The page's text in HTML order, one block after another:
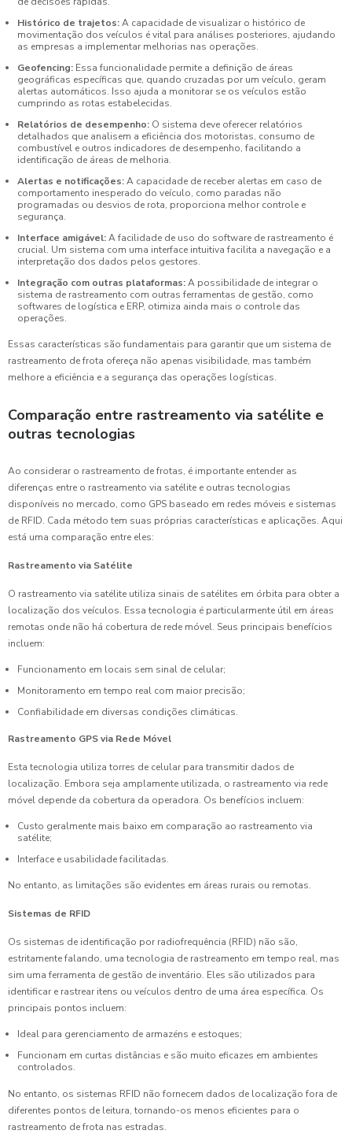
Histórico de trajetos:A capacidade de visualizar o histórico de
movimentação dos veículos é vital para análises posteriores, ajudando
as empresas a implementar melhorias nas operações.
Geofencing: Essa funcionalidade permite a definição de áreas
geográficas específicas que, quando cruzadas por um veículo, geram
alertas automáticos. Isso ajuda a monitorar se os veículos estão
cumprindo as rotas estabelecidas.
Relatórios de desempenho: O sistema deve oferecer relatórios
detalhados que analisem a eficiência dos motoristas, consumo de
combustível e outros indicadores de desempenho, facilitando a
identificação de áreas de melhoria.
Alertas e notificações:A capacidade de receber alertas em caso de
comportamento inesperado do veículo, como paradas não
programadas ou desvios de rota, proporciona melhor controle e
segurança.
Interface amigável:A facilidade de uso do software de rastreamento é
crucial. Um sistema com uma interface intuitiva facilita a navegação e a
interpretação dos dados pelos gestores.
Integração com outras plataformas:A possibilidade de integrar o
sistema de rastreamento com outras ferramentas de gestão, como
softwares de logística e ERP, otimiza ainda mais o controle das
operações.
Essas características são fundamentais para garantir que um sistema de
rastreamento de frota ofereça não apenas visibilidade, mas também
melhore a eficiência e a segurança das operações logísticas.
Comparação entre rastreamento via satélite e
outras tecnologias
Ao considerar o rastreamento de frotas, é importante entender as
diferenças entre o rastreamento via satélite e outras tecnologias
disponíveis no mercado, como GPS baseado em redes móveis e sistemas
de RFID. Cada método tem suas próprias características e aplicações. Aqui
está uma comparação entre eles:
Rastreamento via Satélite
O rastreamento via satélite utiliza sinais de satélites em órbita para obter a
localização dos veículos. Essa tecnologia é particularmente útil em áreas
remotas onde não há cobertura de rede móvel. Seus principais benefícios
incluem:
Funcionamento em locais sem sinal de celular;
Monitoramento em tempo real com maior precisão;
Confiabilidade em diversas condições climáticas.
Rastreamento GPS via Rede Móvel
Esta tecnologia utiliza torres de celular para transmitir dados de
localização. Embora seja amplamente utilizada, o rastreamento via rede
móvel depende da cobertura da operadora. Os benefícios incluem:
Custo geralmente mais baixo em comparação ao rastreamento via
satélite;
Interface e usabilidade facilitadas.
No entanto, as limitações são evidentes em áreas rurais ou remotas.
Sistemas de RFID
Os sistemas de identificação por radiofrequência (RFID) não são,
estritamente falando, uma tecnologia de rastreamento em tempo real, mas
sim uma ferramenta de gestão de inventário. Eles são utilizados para
identificar e rastrear itens ou veículos dentro de uma área específica. Os
principais pontos incluem:
Ideal para gerenciamento de armazéns e estoques;
Funcionam em curtas distâncias e são muito eficazes em ambientes
controlados.
No entanto, os sistemas RFID não fornecem dados de localização fora de
diferentes pontos de leitura, tornando-os menos eficientes para o
rastreamento de frota nas estradas.